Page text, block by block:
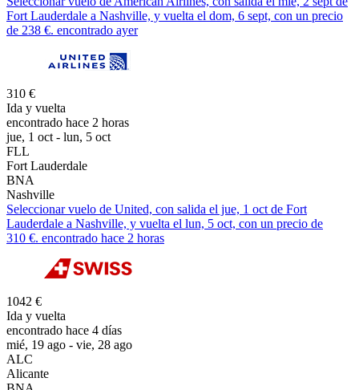
Fort Lauderdale a Nashville, y vuelta el dom, 6 sept, con un precio
de 238 €. encontrado ayer
310 €
Ida y vuelta
encontrado hace 2 horas
jue, 1 oct - lun, 5 oct
FLL
Fort Lauderdale
BNA
Nashville
Seleccionar vuelo de United, con salida el jue, 1 oct de Fort
Lauderdale a Nashville, y vuelta el lun, 5 oct, con un precio de
310 €. encontrado hace 2 horas
1042 €
Ida y vuelta
encontrado hace 4 días
mié, 19 ago - vie, 28 ago
ALC
Alicante